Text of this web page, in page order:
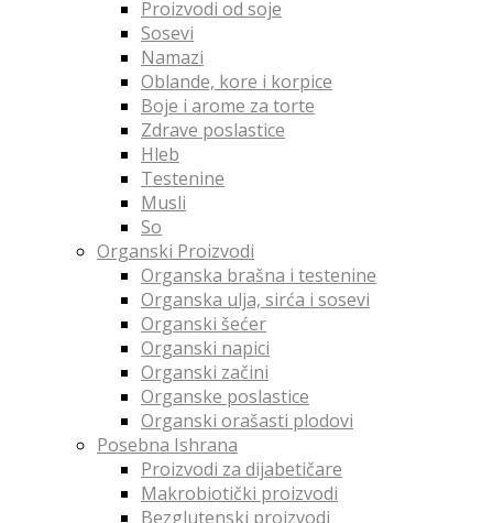
Proizvodi od soje
Sosevi
Namazi
Oblande, kore i korpice
Boje i arome za torte
Zdrave poslastice
Hleb
Testenine
Musli
So
Organski Proizvodi
Organska brašna i testenine
Organska ulja, sirća i sosevi
Organski šećer
Organski napici
Organski začini
Organske poslastice
Organski orašasti plodovi
Posebna Ishrana
Proizvodi za dijabetičare
Makrobiotički proizvodi
Bezglutenski proizvodi